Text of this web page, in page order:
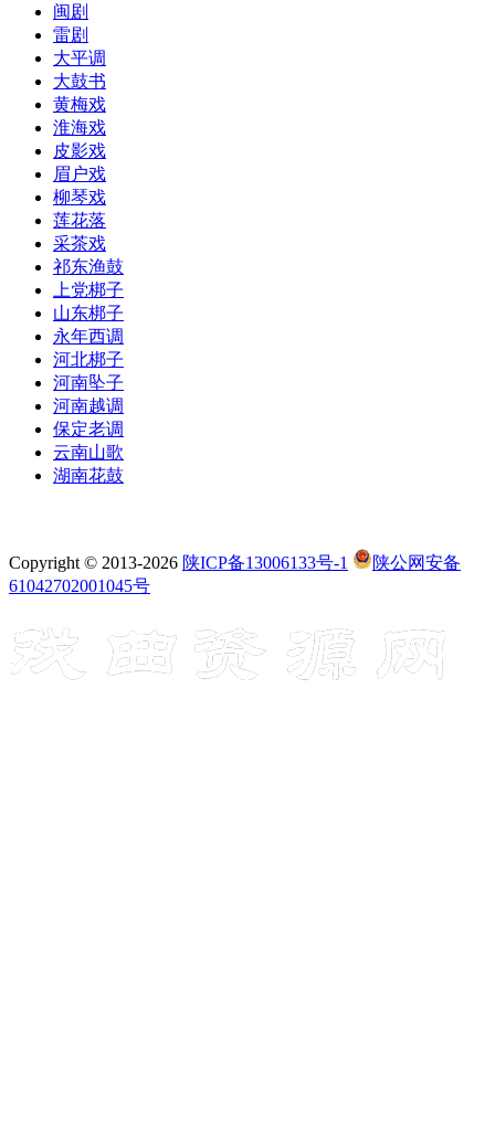
闽剧
雷剧
大平调
大鼓书
黄梅戏
淮海戏
皮影戏
眉户戏
柳琴戏
莲花落
采茶戏
祁东渔鼓
上党梆子
山东梆子
永年西调
河北梆子
河南坠子
河南越调
保定老调
云南山歌
湖南花鼓
Copyright © 2013-2026 陕ICP备13006133号-1
陕公网安备
61042702001045号